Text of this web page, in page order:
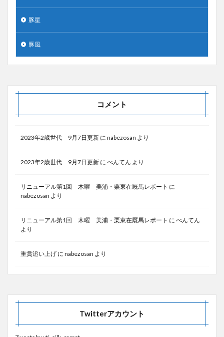
豚星
豚風
コメント
2023年2歳世代 9月7日更新 に nabezosan より
2023年2歳世代 9月7日更新 に べんてん より
リニューアル第1回 木曜 美浦・栗東在厩馬レポート に
nabezosan より
リニューアル第1回 木曜 美浦・栗東在厩馬レポート に べんてん
より
重賞追い上げ に nabezosan より
Twitterアカウント